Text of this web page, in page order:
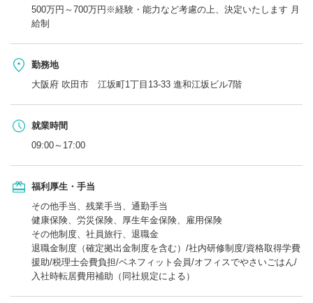
500万円～700万円※経験・能力など考慮の上、決定いたします 月
給制
勤務地
大阪府 吹田市 江坂町1丁目13-33 進和江坂ビル7階
就業時間
09:00～17:00
福利厚生・手当
その他手当、残業手当、通勤手当
健康保険、労災保険、厚生年金保険、雇用保険
その他制度、社員旅行、退職金
退職金制度（確定拠出金制度を含む）/社内研修制度/資格取得学費
援助/税理士会費負担/ベネフィット会員/オフィスでやさいごはん/
入社時転居費用補助（同社規定による）